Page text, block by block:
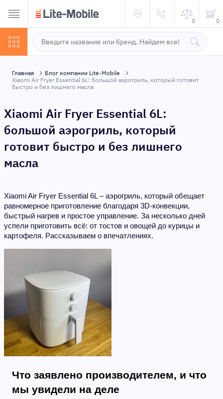
0 0
Главная
Блог компании Lite-Mobile
Xiaomi Air Fryer Essential 6L: большой аэрогриль, который готовит
быстро и без лишнего масла
Xiaomi Air Fryer Essential 6L:
большой аэрогриль, который
готовит быстро и без лишнего
масла
Xiaomi Air Fryer Essential 6L – аэрогриль, который обещает
равномерное приготовление благодаря 3D-конвекции,
быстрый нагрев и простое управление. За несколько дней
успели приготовить всё: от тостов и овощей до курицы и
картофеля. Рассказываем о впечатлениях.
Что заявлено производителем, и что
мы увидели на деле